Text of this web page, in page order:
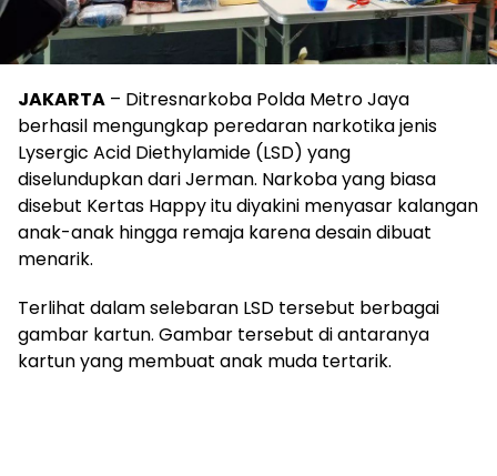
JAKARTA – Ditresnarkoba Polda Metro Jaya
berhasil mengungkap peredaran narkotika jenis
Lysergic Acid Diethylamide (LSD) yang
diselundupkan dari Jerman. Narkoba yang biasa
disebut Kertas Happy itu diyakini menyasar kalangan
anak-anak hingga remaja karena desain dibuat
menarik.
Terlihat dalam selebaran LSD tersebut berbagai
gambar kartun. Gambar tersebut di antaranya
kartun yang membuat anak muda tertarik.